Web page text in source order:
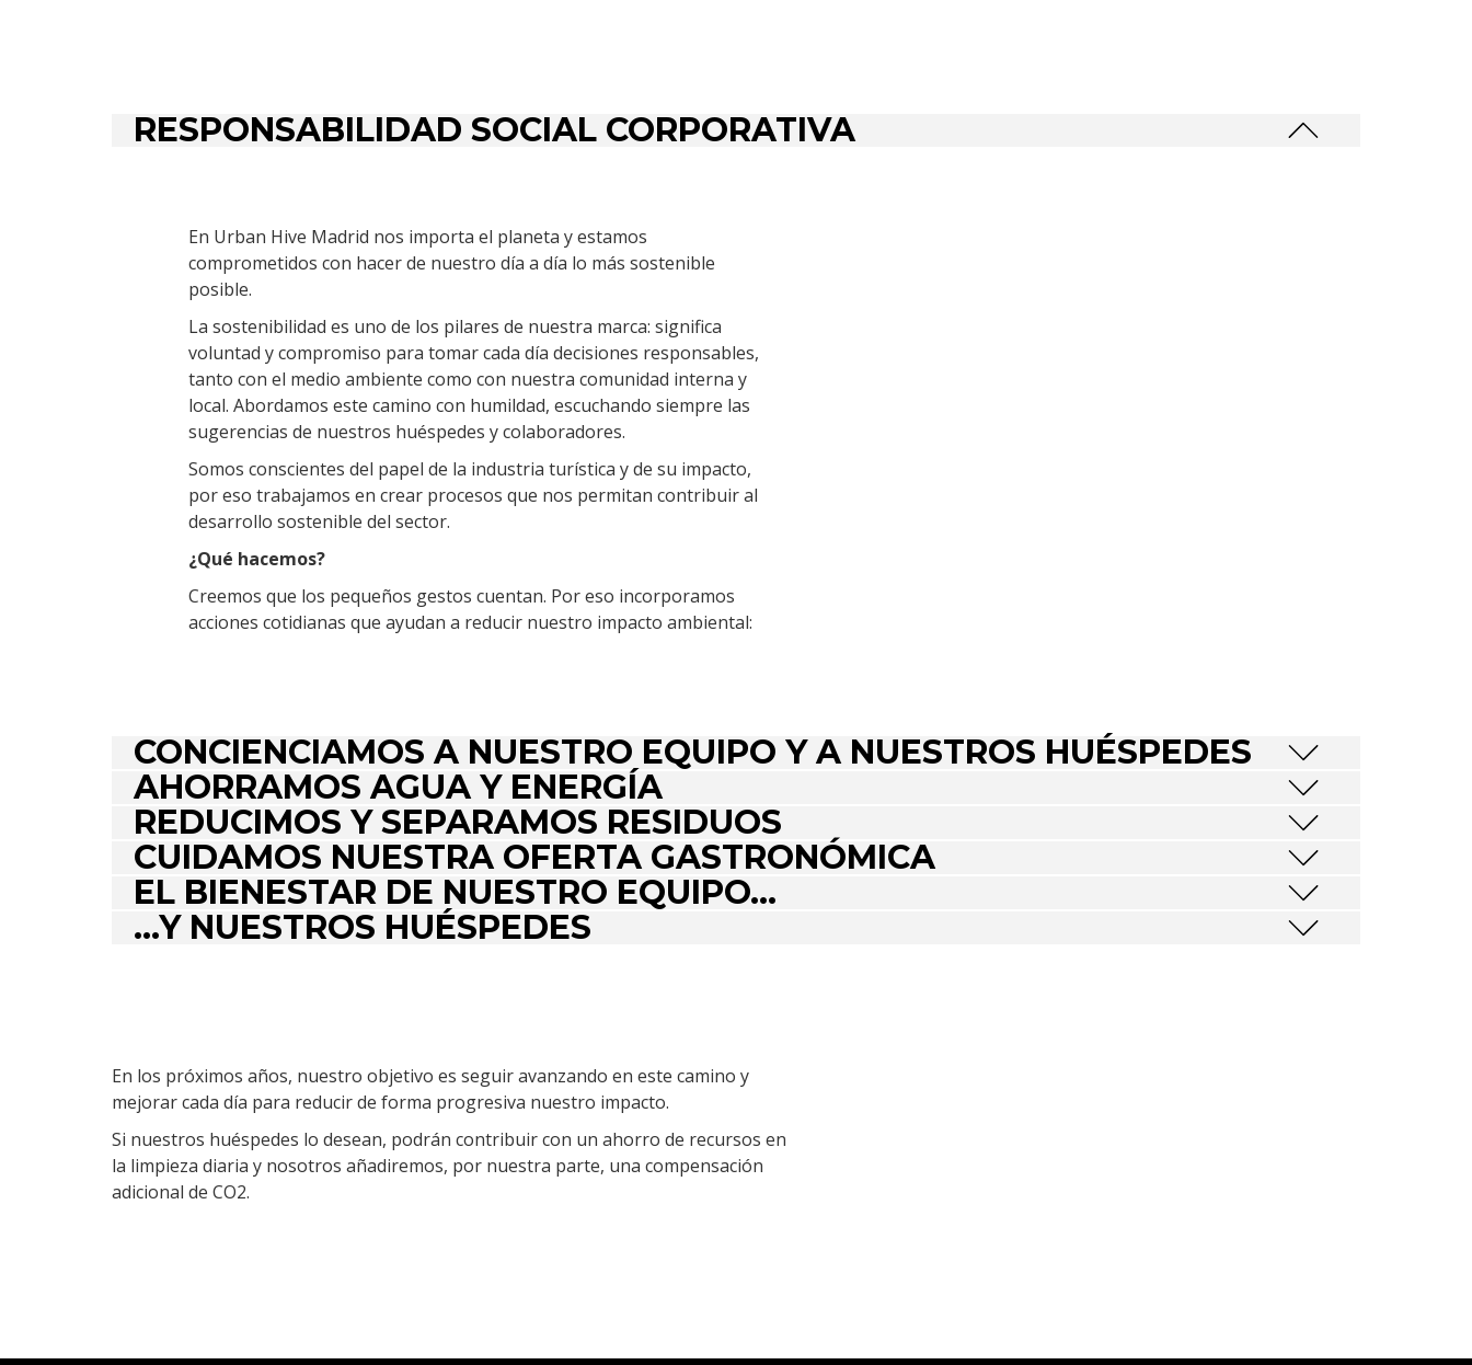
RESPONSABILIDAD SOCIAL CORPORATIVA
En Urban Hive Madrid nos importa el planeta y estamos
comprometidos con hacer de nuestro día a día lo más sostenible
posible.
La sostenibilidad es uno de los pilares de nuestra marca: significa
voluntad y compromiso para tomar cada día decisiones responsables,
tanto con el medio ambiente como con nuestra comunidad interna y
local. Abordamos este camino con humildad, escuchando siempre las
sugerencias de nuestros huéspedes y colaboradores.
Somos conscientes del papel de la industria turística y de su impacto,
por eso trabajamos en crear procesos que nos permitan contribuir al
desarrollo sostenible del sector.
¿Qué hacemos?
Creemos que los pequeños gestos cuentan. Por eso incorporamos
acciones cotidianas que ayudan a reducir nuestro impacto ambiental:
CONCIENCIAMOS A NUESTRO EQUIPO Y A NUESTROS HUÉSPEDES
AHORRAMOS AGUA Y ENERGÍA
REDUCIMOS Y SEPARAMOS RESIDUOS
CUIDAMOS NUESTRA OFERTA GASTRONÓMICA
EL BIENESTAR DE NUESTRO EQUIPO...
…Y NUESTROS HUÉSPEDES
En los próximos años, nuestro objetivo es seguir avanzando en este camino y
mejorar cada día para reducir de forma progresiva nuestro impacto.
Si nuestros huéspedes lo desean, podrán contribuir con un ahorro de recursos en
la limpieza diaria y nosotros añadiremos, por nuestra parte, una compensación
adicional de CO2.